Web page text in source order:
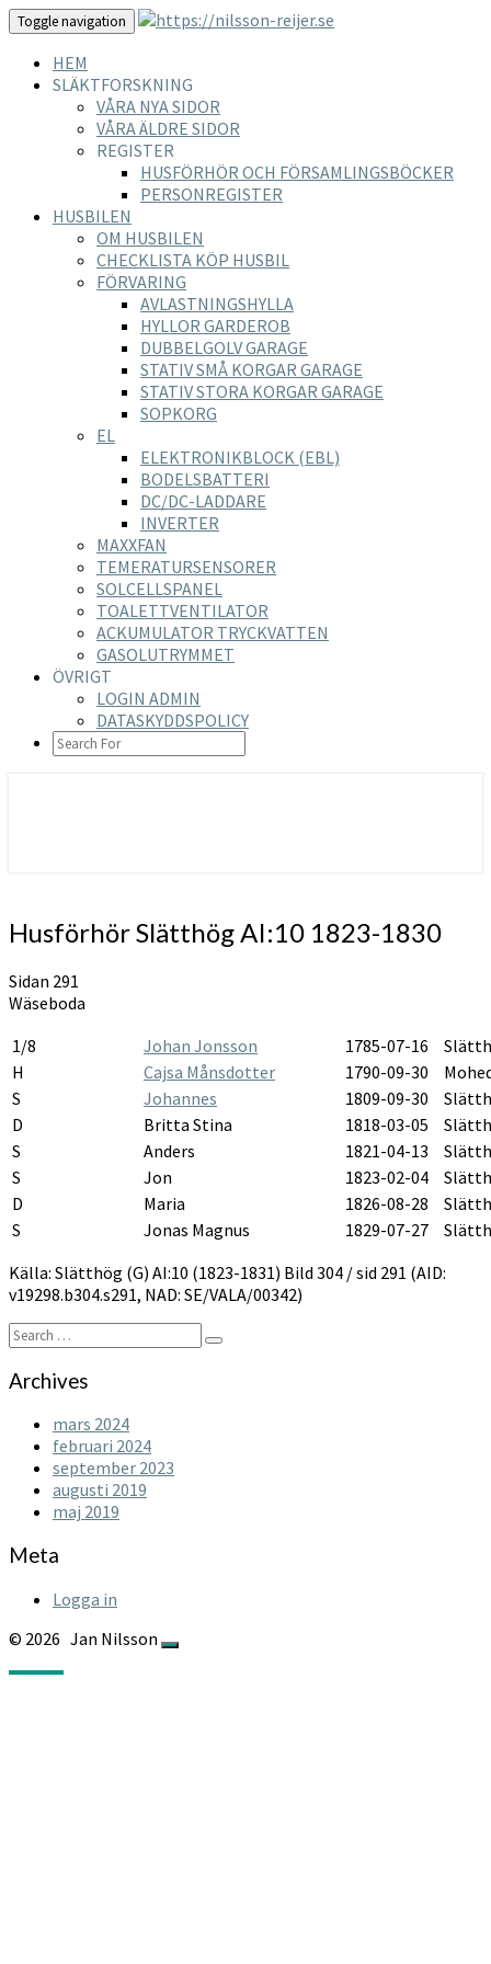
Toggle navigation
HEM
SLÄKTFORSKNING
VÅRA NYA SIDOR
VÅRA ÄLDRE SIDOR
REGISTER
HUSFÖRHÖR OCH FÖRSAMLINGSBÖCKER
PERSONREGISTER
HUSBILEN
OM HUSBILEN
CHECKLISTA KÖP HUSBIL
FÖRVARING
AVLASTNINGSHYLLA
HYLLOR GARDEROB
DUBBELGOLV GARAGE
STATIV SMÅ KORGAR GARAGE
STATIV STORA KORGAR GARAGE
SOPKORG
EL
ELEKTRONIKBLOCK (EBL)
BODELSBATTERI
DC/DC-LADDARE
INVERTER
MAXXFAN
TEMERATURSENSORER
SOLCELLSPANEL
TOALETTVENTILATOR
ACKUMULATOR TRYCKVATTEN
GASOLUTRYMMET
ÖVRIGT
LOGIN ADMIN
DATASKYDDSPOLICY
SEARCH
ICON
Husförhör
Slätthög
1823-
1830
Husförhör Slätthög AI:10 1823-1830
Sidan 291
Wäseboda
1/8
Johan Jonsson 1785-07-16
H
Cajsa Månsdotter 1790-09-30
S
Johannes 1809-09-30
D
Britta Stina 1818-03-05
S
Anders 1821-04-13
S
Jon 1823-02-04
D
Maria 1826-08-28
S
Jonas Magnus 1829-07-27
Källa: Slätthög (G) AI:10 (1823-1831) Bild 304 / sid 291 (AID:
v19298.b304.s291, NAD: SE/VALA/00342)
Search
for:
Search
Archives
mars 2024
februari 2024
september 2023
augusti 2019
maj 2019
Meta
Logga in
© 2026 Jan Nilsson